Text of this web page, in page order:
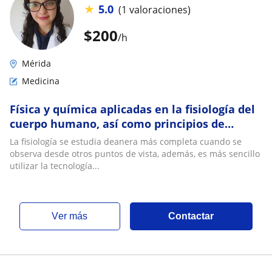
$200/h
★ 5.0 (1 valoraciones)
Mérida
Medicina
Física y química aplicadas en la fisiología del
cuerpo humano, así como principios de
funcionamiento de los equipos médicos
La fisiología se estudia deanera más completa cuando se
observa desde otros puntos de vista, además, es más sencillo
utilizar la tecnología...
ver más Contactar